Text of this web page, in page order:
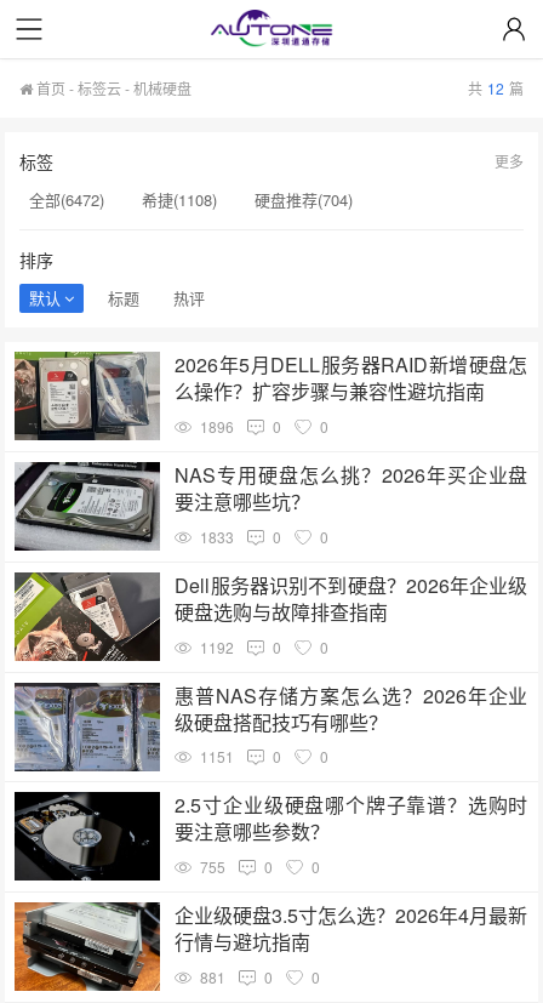
首页 -标签云- 机械硬盘 共 12 篇
标签
全部(6472) 希捷(1108)
硬盘推荐(704)
NAS硬盘(593)
希捷硬盘(553)
移动固态硬盘(456)
显卡(384)
监控硬盘(378)
企业硬盘(367)
企业级固态硬盘(355)
硬盘售后服务(334)
希捷企业级硬盘(319) 移动硬盘(313)
更多
排序
默认 标题 热评
2026年5月DELL服务器RAID新增硬盘怎
么操作？扩容步骤与兼容性避坑指南
1896 0 0
NAS专用硬盘怎么挑？2026年买企业盘
要注意哪些坑？
1833 0 0
Dell服务器识别不到硬盘？2026年企业级
硬盘选购与故障排查指南
1192 0 0
惠普NAS存储方案怎么选？2026年企业
级硬盘搭配技巧有哪些？
1151 0 0
2.5寸企业级硬盘哪个牌子靠谱？选购时
要注意哪些参数？
755 0 0
企业级硬盘3.5寸怎么选？2026年4月最新
行情与避坑指南
881 0 0